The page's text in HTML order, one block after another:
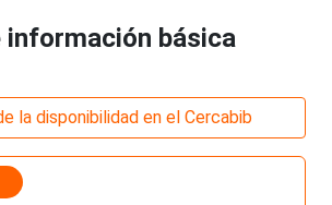
información básica
la disponibilidad en el Cercabib